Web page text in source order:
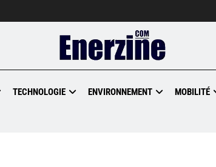
TECHNOLOGIE ENVIRONNEMENT MOBILITÉ